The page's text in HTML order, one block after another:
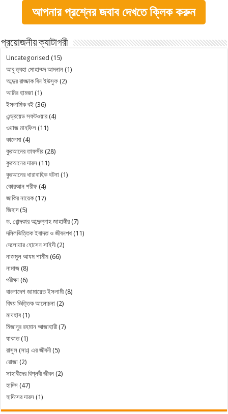
আপনার প্রশ্নের জবাব দেখতে ক্লিক করুন
প্রয়োজনীয় ক্যাটাগরী
Uncategorised (15)
আবু ত্বহা মোহাম্মদ আদনান (1)
আব্দুর রাজ্জাক বিন ইউসুফ (2)
আমির হামজা (1)
ইসলামিক বই (36)
এন্ড্রয়েড সফটওয়ার (4)
ওয়াজ মাহফিল (11)
কালেমা (4)
কুরআনের তাফসীর (28)
কুরআনের দারস (11)
কুরআনের ধারাবাহিক ঘটনা (1)
কোরআন শরীফ (4)
জাকির নায়েক(17)
জিহাদ(5)
ড. খোন্দকার আব্দুল্লাহ জাহাঙ্গীর (7)
দলিলভিত্তিক ইবাদত ও জীবনপথ(11)
দেলোয়ার হোসেন সাইদী(2)
নাজমুল আযম শামীম (66)
নামাজ (8)
পরীক্ষা (6)
বাংলাদেশ জামায়েত ইসলামী(8)
বিষয় ভিত্তিক আলোচনা (2)
মাযহাব (1)
মিজানুর রহমান আজাহারী(7)
যাকাত(1)
রাসুল (সাঃ) এর জীবনী(5)
রোজা (2)
সাহাবীদের বিপ্লবী জীবন (2)
হাদিস (47)
হাদিসের দারস (1)